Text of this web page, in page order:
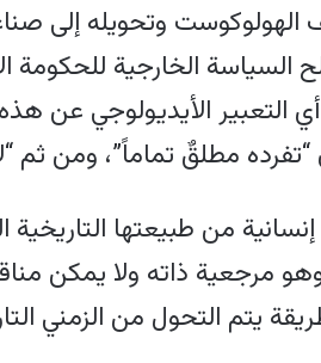
الهولوكوست وتحويله إلى
السياسة الخارجية للحكومة
أي التعبير الأيديولوجي عن
“تفرده مطلقٌ تماماً”، ومن
من طبيعتها التاريخية
وهو مرجعية ذاته ولا يمكن
يتم التحول من الزمني